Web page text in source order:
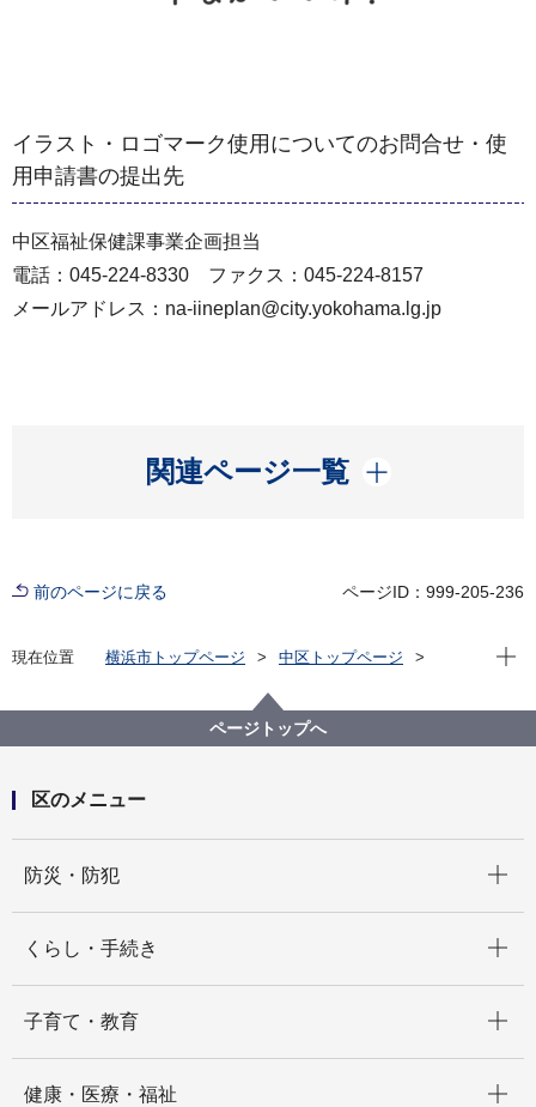
イラスト・ロゴマーク使用についてのお問合せ・使
用申請書の提出先
中区福祉保健課事業企画担当
電話：045-224-8330 ファクス：045-224-8157
メールアドレス：na-iineplan@city.yokohama.lg.jp
関連ページ一覧
開く
前のページに戻る ページID：999-205-236
現在位置 横浜市トップページ
中区トップページ
中区地域福祉保健計画
中なかいいネ！ キャラクターイラスト（なかちゃ
ん）・ロゴマーク
現在
ページトップへ
区のメニュー
防災・防犯
くらし・手続き
子育て・教育
健康・医療・福祉